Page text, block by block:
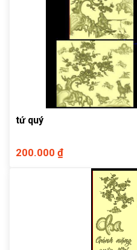
tứ quý
200.000 ₫